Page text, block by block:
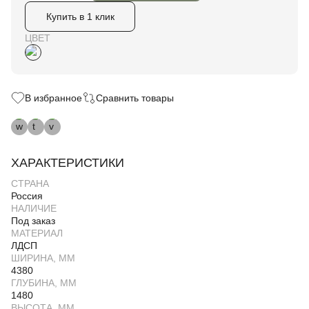
Купить в 1 клик
ЦВЕТ
В избранное Сравнить товары
ХАРАКТЕРИСТИКИ
СТРАНА
Россия
НАЛИЧИЕ
Под заказ
МАТЕРИАЛ
ЛДСП
ШИРИНА, ММ
4380
ГЛУБИНА, ММ
1480